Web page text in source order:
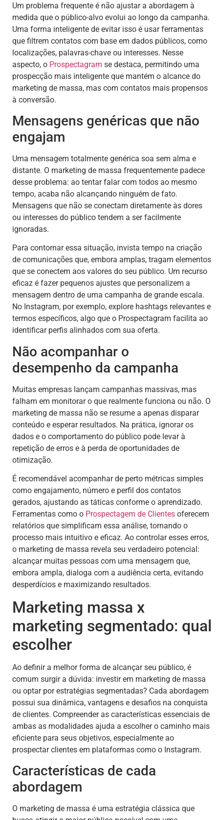
Um problema frequente é não ajustar a abordagem à
medida que o público-alvo evolui ao longo da campanha.
Uma forma inteligente de evitar isso é usar ferramentas
que filtrem contatos com base em dados públicos, como
localizações, palavras-chave ou interesses. Nesse
aspecto, o Prospectagram se destaca, permitindo uma
prospecção mais inteligente que mantém o alcance do
marketing de massa, mas com contatos mais propensos
à conversão.
Mensagens genéricas que não
engajam
Uma mensagem totalmente genérica soa sem alma e
distante. O marketing de massa frequentemente padece
desse problema: ao tentar falar com todos ao mesmo
tempo, acaba não alcançando ninguém de fato.
Mensagens que não se conectam diretamente às dores
ou interesses do público tendem a ser facilmente
ignoradas.
Para contornar essa situação, invista tempo na criação
de comunicações que, embora amplas, tragam elementos
que se conectem aos valores do seu público. Um recurso
eficaz é fazer pequenos ajustes que personalizem a
mensagem dentro de uma campanha de grande escala.
No Instagram, por exemplo, explore hashtags relevantes e
termos específicos, algo que o Prospectagram facilita ao
identificar perfis alinhados com sua oferta.
Não acompanhar o
desempenho da campanha
Muitas empresas lançam campanhas massivas, mas
falham em monitorar o que realmente funciona ou não. O
marketing de massa não se resume a apenas disparar
conteúdo e esperar resultados. Na prática, ignorar os
dados e o comportamento do público pode levar à
repetição de erros e à perda de oportunidades de
otimização.
É recomendável acompanhar de perto métricas simples
como engajamento, número e perfil dos contatos
gerados, ajustando as táticas conforme o aprendizado.
Ferramentas como o Prospectagem de Clientes oferecem
relatórios que simplificam essa análise, tornando o
processo mais intuitivo e eficaz. Ao controlar esses erros,
o marketing de massa revela seu verdadeiro potencial:
alcançar muitas pessoas com uma mensagem que,
embora ampla, dialoga com a audiência certa, evitando
desperdícios e maximizando resultados.
Marketing massa x
marketing segmentado: qual
escolher
Ao definir a melhor forma de alcançar seu público, é
comum surgir a dúvida: investir em marketing de massa
ou optar por estratégias segmentadas? Cada abordagem
possui sua dinâmica, vantagens e desafios na conquista
de clientes. Compreender as características essenciais de
ambas as modalidades ajuda a escolher o caminho mais
eficiente para seus objetivos, especialmente ao
prospectar clientes em plataformas como o Instagram.
Características de cada
abordagem
O marketing de massa é uma estratégia clássica que